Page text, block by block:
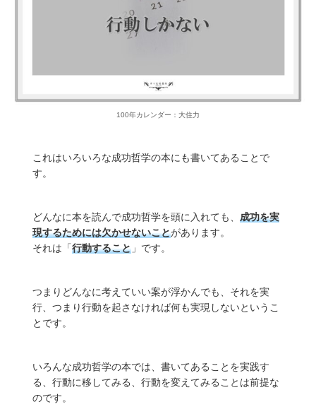
100年カレンダー：大住力
これはいろいろな成功哲学の本にも書いてあることで
す。
どんなに本を読んで成功哲学を頭に入れても、 成功を実
現するためには欠かせないことがあります。
それは「行動すること 」です。
つまりどんなに考えていい案が浮かんでも、それを実
行、つまり行動を起さなければ何も実現しないというこ
とです。
いろんな成功哲学の本では、書いてあることを実践す
る、行動に移してみる、行動を変えてみることは前提な
のです。